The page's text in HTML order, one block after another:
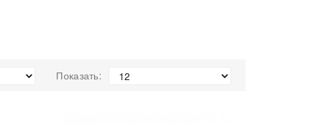
Показать: